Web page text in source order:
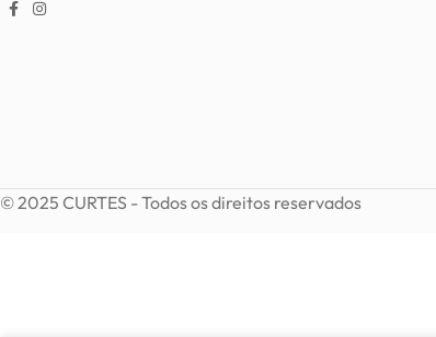
© 2025 CURTES - Todos os direitos reservados